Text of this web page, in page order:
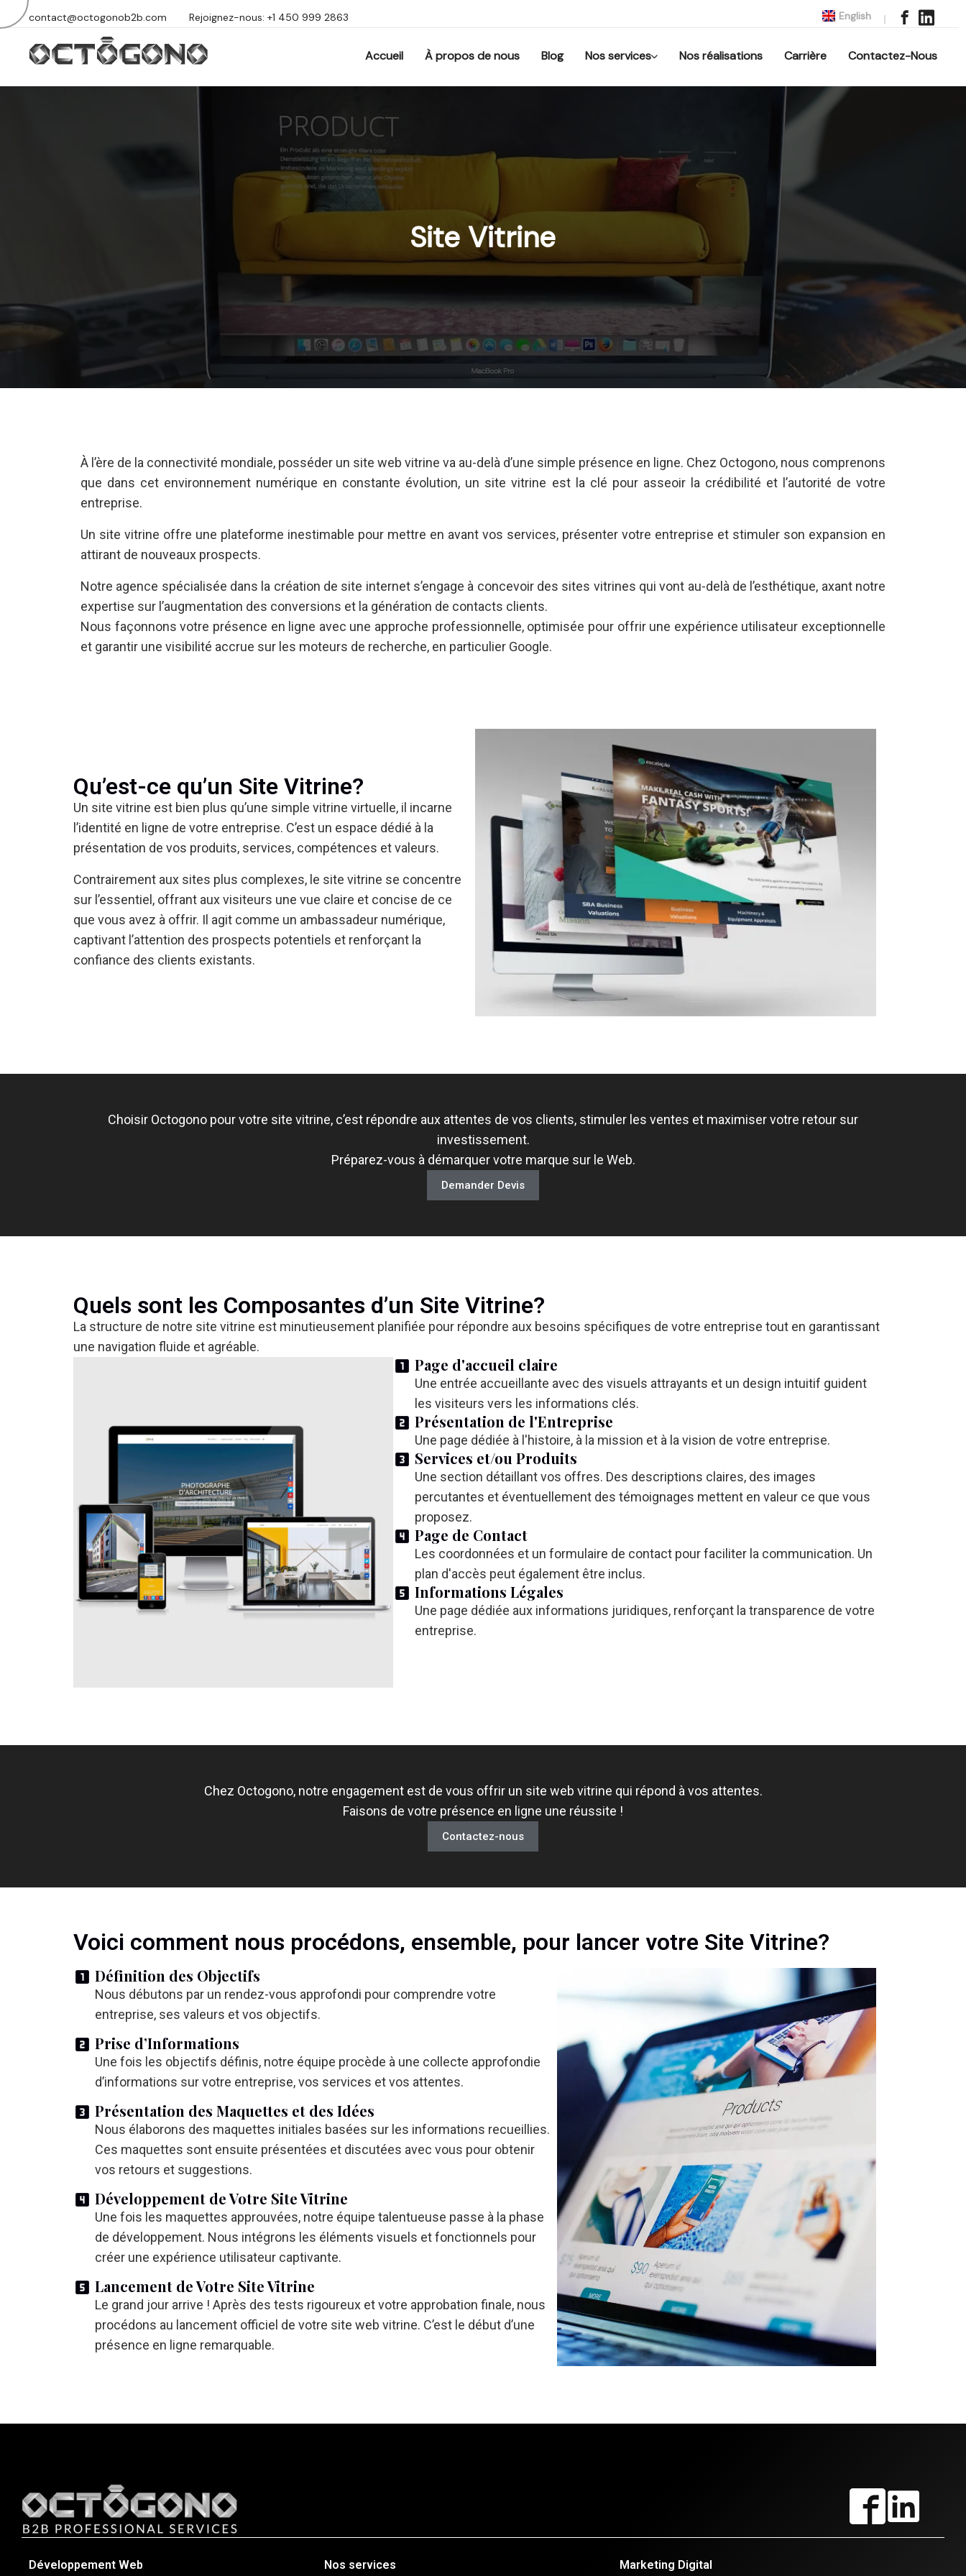
contact@octogonob2b.com Rejoignez-nous: +1 450 999 2863 English
Accueil À propos de nous Blog Nos services Nos réalisations Carrière Contactez-Nous
Site Vitrine
À l’ère de la connectivité mondiale, posséder un site web vitrine va au-delà d’une simple présence en ligne. Chez Octogono, nous comprenons
que dans cet environnement numérique en constante évolution, un site vitrine est la clé pour asseoir la crédibilité et l’autorité de votre
entreprise.
Un site vitrine offre une plateforme inestimable pour mettre en avant vos services, présenter votre entreprise et stimuler son expansion en
attirant de nouveaux prospects.
Notre agence spécialisée dans la création de site internet s’engage à concevoir des sites vitrines qui vont au-delà de l’esthétique, axant notre
expertise sur l’augmentation des conversions et la génération de contacts clients.
Nous façonnons votre présence en ligne avec une approche professionnelle, optimisée pour offrir une expérience utilisateur exceptionnelle
et garantir une visibilité accrue sur les moteurs de recherche, en particulier Google.
Qu’est-ce qu’un Site Vitrine?
Un site vitrine est bien plus qu’une simple vitrine virtuelle, il incarne
l’identité en ligne de votre entreprise. C’est un espace dédié à la
présentation de vos produits, services, compétences et valeurs.
Contrairement aux sites plus complexes, le site vitrine se concentre
sur l’essentiel, offrant aux visiteurs une vue claire et concise de ce
que vous avez à offrir. Il agit comme un ambassadeur numérique,
captivant l’attention des prospects potentiels et renforçant la
confiance des clients existants.
Choisir Octogono pour votre site vitrine, c’est répondre aux attentes de vos clients, stimuler les ventes et maximiser votre retour sur
investissement.
Préparez-vous à démarquer votre marque sur le Web.
Demander Devis
Quels sont les Composantes d’un Site Vitrine?
La structure de notre site vitrine est minutieusement planifiée pour répondre aux besoins spécifiques de votre entreprise tout en garantissant
une navigation fluide et agréable.
Page d'accueil claire
Une entrée accueillante avec des visuels attrayants et un design intuitif guident
les visiteurs vers les informations clés.
Présentation de l'Entreprise
Une page dédiée à l'histoire, à la mission et à la vision de votre entreprise.
Services et/ou Produits
Une section détaillant vos offres. Des descriptions claires, des images
percutantes et éventuellement des témoignages mettent en valeur ce que vous
proposez.
Page de Contact
Les coordonnées et un formulaire de contact pour faciliter la communication. Un
plan d'accès peut également être inclus.
Informations Légales
Une page dédiée aux informations juridiques, renforçant la transparence de votre
entreprise.
Chez Octogono, notre engagement est de vous offrir un site web vitrine qui répond à vos attentes.
Faisons de votre présence en ligne une réussite !
Contactez-nous
Voici comment nous procédons, ensemble, pour lancer votre Site Vitrine?
Définition des Objectifs
Nous débutons par un rendez-vous approfondi pour comprendre votre
entreprise, ses valeurs et vos objectifs.
Prise d’Informations
Une fois les objectifs définis, notre équipe procède à une collecte approfondie
d’informations sur votre entreprise, vos services et vos attentes.
Présentation des Maquettes et des Idées
Nous élaborons des maquettes initiales basées sur les informations recueillies.
Ces maquettes sont ensuite présentées et discutées avec vous pour obtenir
vos retours et suggestions.
Développement de Votre Site Vitrine
Une fois les maquettes approuvées, notre équipe talentueuse passe à la phase
de développement. Nous intégrons les éléments visuels et fonctionnels pour
créer une expérience utilisateur captivante.
Lancement de Votre Site Vitrine
Le grand jour arrive ! Après des tests rigoureux et votre approbation finale, nous
procédons au lancement officiel de votre site web vitrine. C’est le début d’une
présence en ligne remarquable.
Développement Web Nos services Marketing Digital